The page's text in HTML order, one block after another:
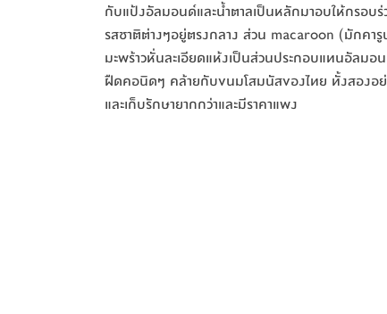
กับแป้งอัลมอนด์และน้ำตาลเป็นหลักมาอบให้กรอบ
รสชาติต่างๆอยู่ตรงกลาง ส่วน macaroon (มักค
มะพร้าวหั่นละเอียดแห้งเป็นส่วนประกอบแทนอัลม
ฝืดคอนิดๆ คล้ายกับขนมโสมนัสของไทย ทั้งสองอ
และเก็บรักษายากกว่าและมีราคาแพง